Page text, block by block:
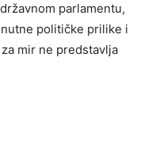
parlamentu,
političke prilike i
mir ne predstavlja